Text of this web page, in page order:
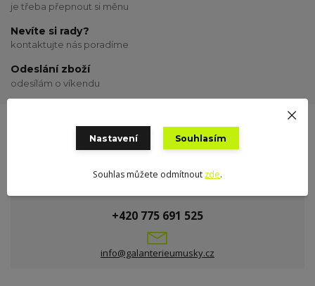
je třeba přepnout si měnu
Nevíte si rady?
kontaktujte nás poradíme
Odeslání zboží
odesílám o víkendu
+420 775 691 525
info@galanterieumusky.cz
Nastavení Souhlasím
Souhlas můžete odmítnout zde.